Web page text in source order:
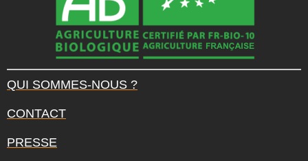
QUI SOMMES-NOUS ?
CONTACT
PRESSE